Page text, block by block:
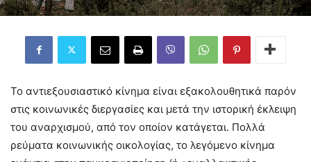
Το αντιεξουσιαστικό κίνημα είναι εξακολουθητικά παρόν
στις κοινωνικές διεργασίες και μετά την ιστορική έκλειψη
του αναρχισμού, από τον οποίον κατάγεται. Πολλά
ρεύματα κοινωνικής οικολογίας, το λεγόμενο κίνημα